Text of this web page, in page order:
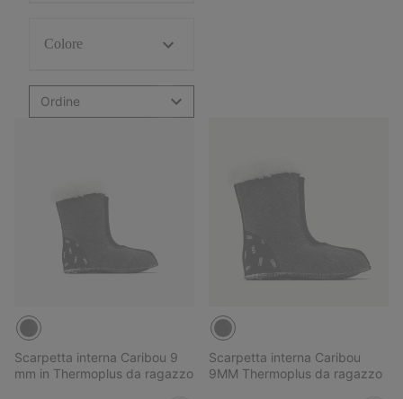
Colore
Ordine
Scarpetta interna Caribou 9
mm in Thermoplus da ragazzo
Scarpetta interna Caribou
9MM Thermoplus da ragazzo